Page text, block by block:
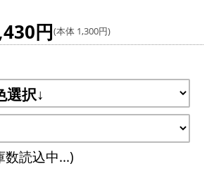
円(本体 1,300円)
数読込中...)